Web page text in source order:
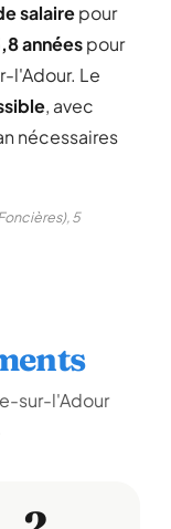
salairepour
annéespour
l'Adour. Le
, avec
nécessaires
5
sur-l'Adour